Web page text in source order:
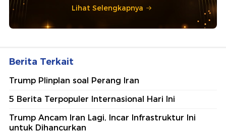
Lihat Selengkapnya
Berita Terkait
Trump Plinplan soal Perang Iran
5 Berita Terpopuler Internasional Hari Ini
Trump Ancam Iran Lagi, Incar Infrastruktur Ini
untuk Dihancurkan